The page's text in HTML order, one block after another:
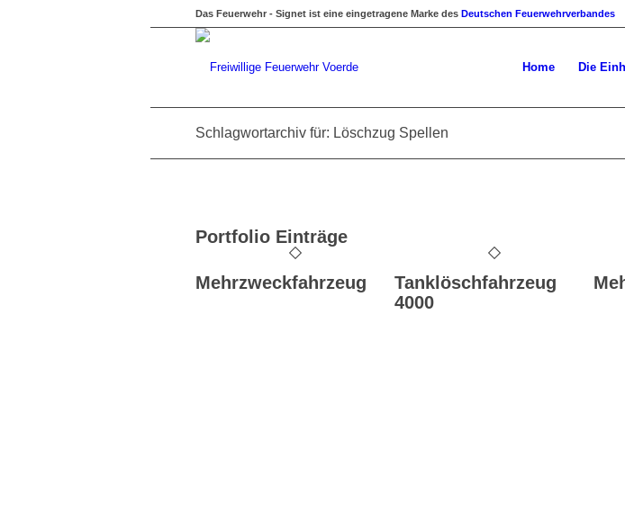
Das Feuerwehr - Signet ist eine eingetragene Marke des Deutschen Feuerwehrverbandes
Home Die
Schlagwortarchiv für: Löschzug Spellen
Portfolio Einträge
Mehrzweckfahrzeug
Tanklöschfahrzeug
4000